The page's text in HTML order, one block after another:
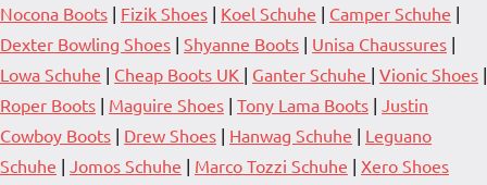
Nocona Boots | Fizik Shoes | Koel Schuhe | Camper Schuhe |
Dexter Bowling Shoes | Shyanne Boots | Unisa Chaussures |
Lowa Schuhe | Cheap Boots UK | Ganter Schuhe | Vionic Shoes |
Roper Boots | Maguire Shoes | Tony Lama Boots | Justin
Cowboy Boots | Drew Shoes | Hanwag Schuhe | Leguano
Schuhe | Jomos Schuhe | Marco Tozzi Schuhe | Xero Shoes